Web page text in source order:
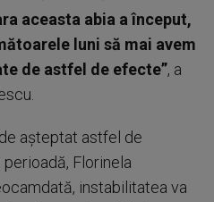
aceasta abia a început,
luni să mai avem
de astfel de efecte”, a
aşteptat astfel de
Florinela
instabilitatea va